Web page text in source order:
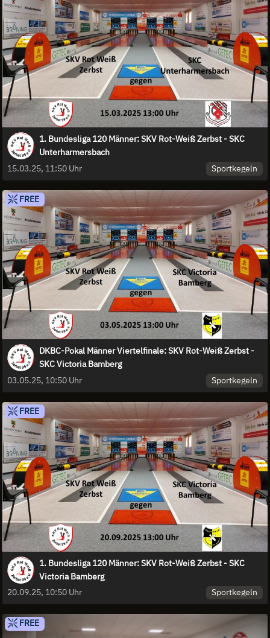
1. Bundesliga 120 Männer: SKV Rot-Weiß Zerbst - SKC
Unterharmersbach
15.03.25, 11:50 Uhr
Sportkegeln
FREE
DKBC-Pokal Männer Viertelfinale: SKV Rot-Weiß Zerbst -
SKC Victoria Bamberg
03.05.25, 10:50 Uhr
Sportkegeln
FREE
1. Bundesliga 120 Männer: SKV Rot-Weiß Zerbst - SKC
Victoria Bamberg
20.09.25, 10:50 Uhr
Sportkegeln
FREE